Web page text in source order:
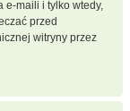
e-maili i tylko wtedy,
przed
witryny przez